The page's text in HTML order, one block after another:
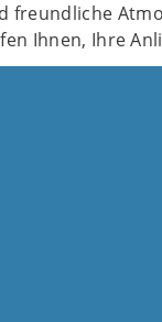
freundliche
Ihnen, Ihre